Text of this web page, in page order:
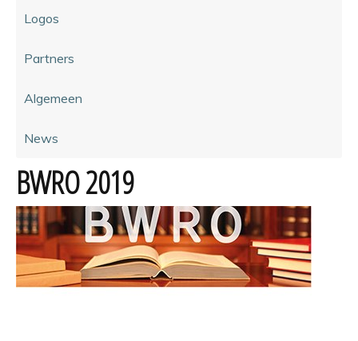
Logos
Partners
Algemeen
News
BWRO 2019